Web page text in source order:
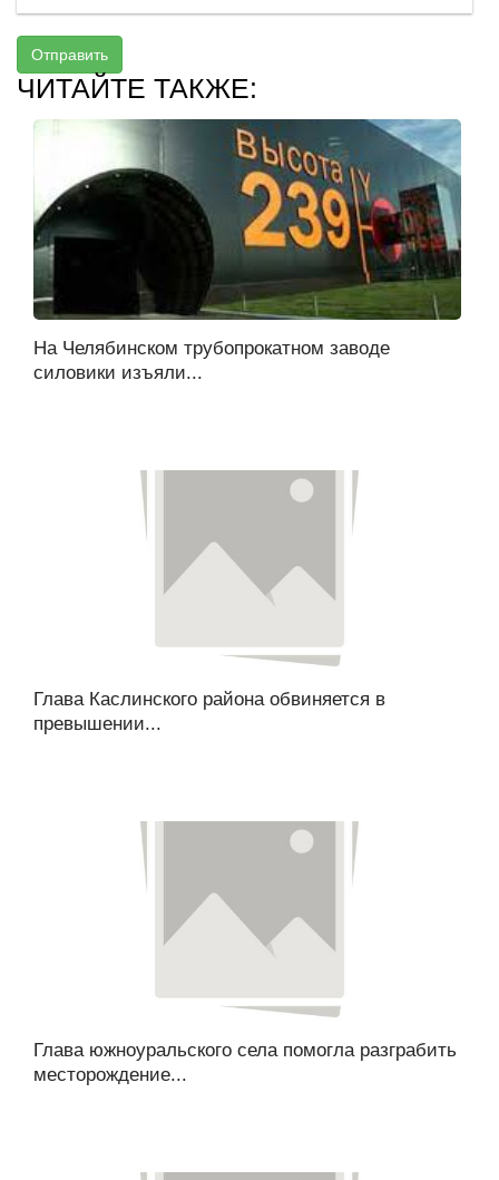
Отправить
ЧИТАЙТЕ ТАКЖЕ:
На Челябинском трубопрокатном заводе
силовики изъяли...
Глава Каслинского района обвиняется в
превышении...
Глава южноуральского села помогла разграбить
месторождение...